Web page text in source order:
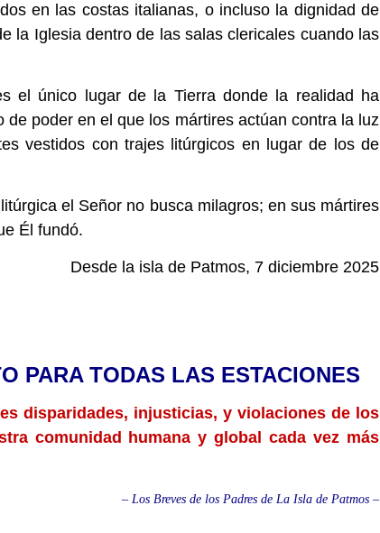
en las costas italianas, o incluso la dignidad de
la Iglesia dentro de las salas clericales cuando las
el único lugar de la Tierra donde la realidad ha
poder en el que los mártires actúan contra la luz
vestidos con trajes litúrgicos en lugar de los de
el Señor no busca milagros; en sus mártires
Él fundó.
Desde la isla de Patmos, 7 diciembre 2025
PARA TODAS LAS ESTACIONES
disparidades, injusticias, y violaciones de los
comunidad humana y global cada vez más
– Los Breves de los Padres de La Isla de Patmos –